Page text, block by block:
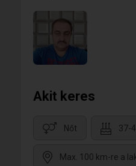
Akit keres
Nőt 37-
Max. 100 km-re a